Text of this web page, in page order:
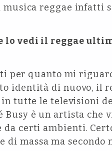
reggae infatti
lo vedi il reggae
per quanto mi
identità di nuovo, il
in tutte le televisioni
è un artista che
certi ambienti.
massa ma secondo